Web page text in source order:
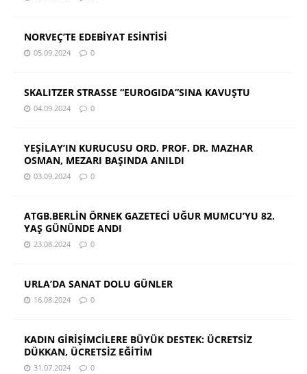
NORVEÇ’TE EDEBİYAT ESİNTİSİ
05.09.2024 0
SKALITZER STRASSE “EUROGIDA”SINA KAVUŞTU
04.09.2024 0
YEŞİLAY’IN KURUCUSU ORD. PROF. DR. MAZHAR
OSMAN, MEZARI BAŞINDA ANILDI
03.09.2024 0
ATGB.BERLİN ÖRNEK GAZETECİ UĞUR MUMCU’YU 82.
YAŞ GÜNÜNDE ANDI
23.08.2024 0
URLA’DA SANAT DOLU GÜNLER
16.08.2024 0
KADIN GİRİŞİMCİLERE BÜYÜK DESTEK: ÜCRETSİZ
DÜKKAN, ÜCRETSİZ EĞİTİM
31.07.2024 0